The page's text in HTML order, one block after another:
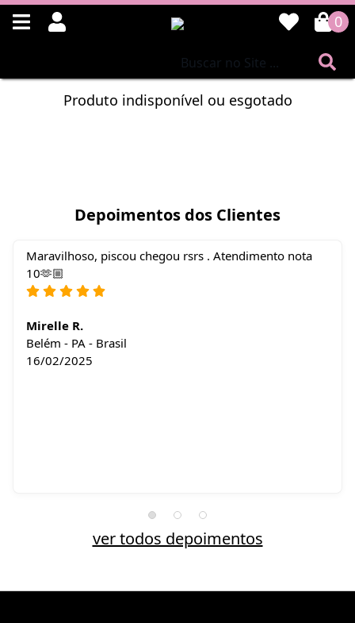
0
Produto indisponível ou esgotado
Depoimentos dos Clientes
Maravilhoso, piscou chegou rsrs . Atendimento nota
10🫶🏼
Mirelle R.
Belém - PA - Brasil
16/02/2025
ver todos depoimentos